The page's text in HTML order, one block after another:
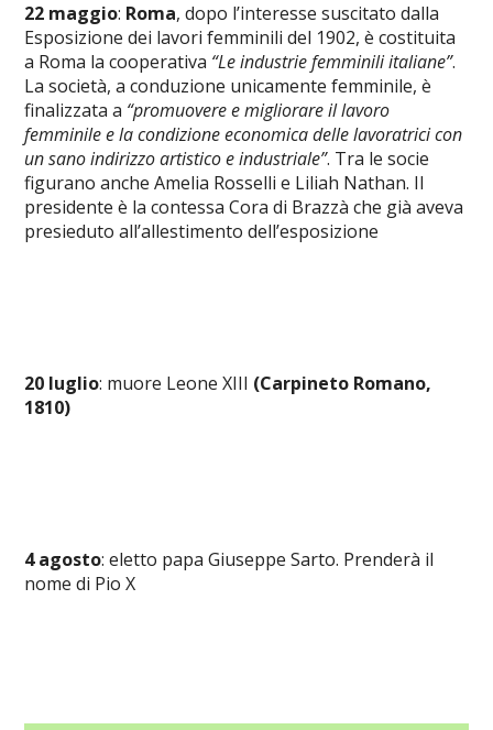
22 maggio: Roma, dopo l’interesse suscitato dalla
Esposizione dei lavori femminili del 1902, è costituita
a Roma la cooperativa “Le industrie femminili italiane”.
La società, a conduzione unicamente femminile, è
finalizzata a “promuovere e migliorare il lavoro
femminile e la condizione economica delle lavoratrici con
un sano indirizzo artistico e industriale”. Tra le socie
figurano anche Amelia Rosselli e Liliah Nathan. Il
presidente è la contessa Cora di Brazzà che già aveva
presieduto all’allestimento dell’esposizione
20 luglio: muore Leone XIII (Carpineto Romano,
1810)
4 agosto: eletto papa Giuseppe Sarto. Prenderà il
nome di Pio X